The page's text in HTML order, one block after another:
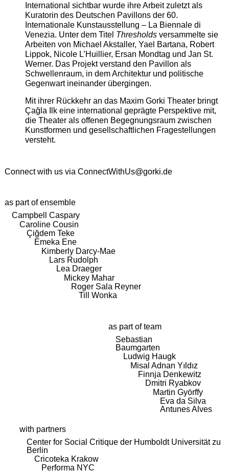
International sichtbar wurde ihre Arbeit zuletzt als
Kuratorin des Deutschen Pavillons der 60.
Internationale Kunstausstellung – La Biennale di
Venezia. Unter dem Titel Thresholdsversammelte sie
Arbeiten von Michael Akstaller, Yael Bartana, Robert
Lippok, Nicole L’Huillier, Ersan Mondtag und Jan St.
Werner. Das Projekt verstand den Pavillon als
Schwellenraum, in dem Architektur und politische
Gegenwart ineinander übergingen.
Mit ihrer Rückkehr an das Maxim Gorki Theater bringt
Çağla Ilk eine international geprägte Perspektive mit,
die Theater als offenen Begegnungsraum zwischen
Kunstformen und gesellschaftlichen Fragestellungen
versteht.
Connect with us via ConnectWithUs@gorki.de
as part of ensemble
Campbell Caspary
Caroline Cousin
Çiğdem Teke
Emeka Ene
Kimberly Darcy-Mae
Lars Rudolph
Lea Draeger
Mickey Mahar
Roger Sala Reyner
Till Wonka
as part of team
Sebastian
Baumgarten
Ludwig Haugk
Misal Adnan Yıldız
Finnja Denkewitz
Dmitri Ryabkov
Martin Györffy
Eva da Silva
Antunes Alves
with partners
Center for Social Critique der Humboldt Universität zu
Berlin
Cricoteka Krakow
Performa NYC